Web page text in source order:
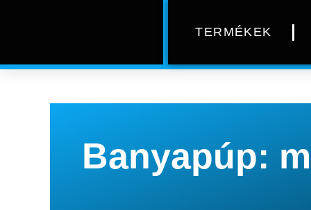
TERMÉKEK
Banyapúp: